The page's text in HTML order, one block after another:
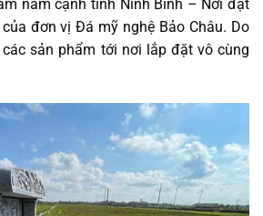
nằm cạnh tỉnh Ninh Bình – Nơi đặt
đơn vị Đá mỹ nghệ Bảo Châu. Do
sản phẩm tới nơi lắp đặt vô cùng